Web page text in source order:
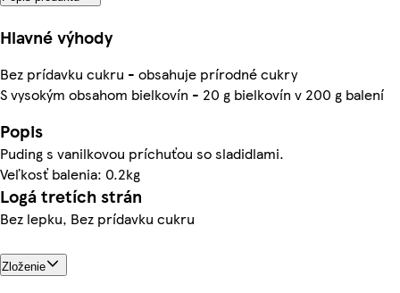
Hlavné výhody
Bez prídavku cukru - obsahuje prírodné cukry
S vysokým obsahom bielkovín - 20 g bielkovín v 200 g balení
Popis
Puding s vanilkovou príchuťou so sladidlami.
Veľkosť balenia: 0.2kg
Logá tretích strán
Bez lepku, Bez prídavku cukru
Zloženie